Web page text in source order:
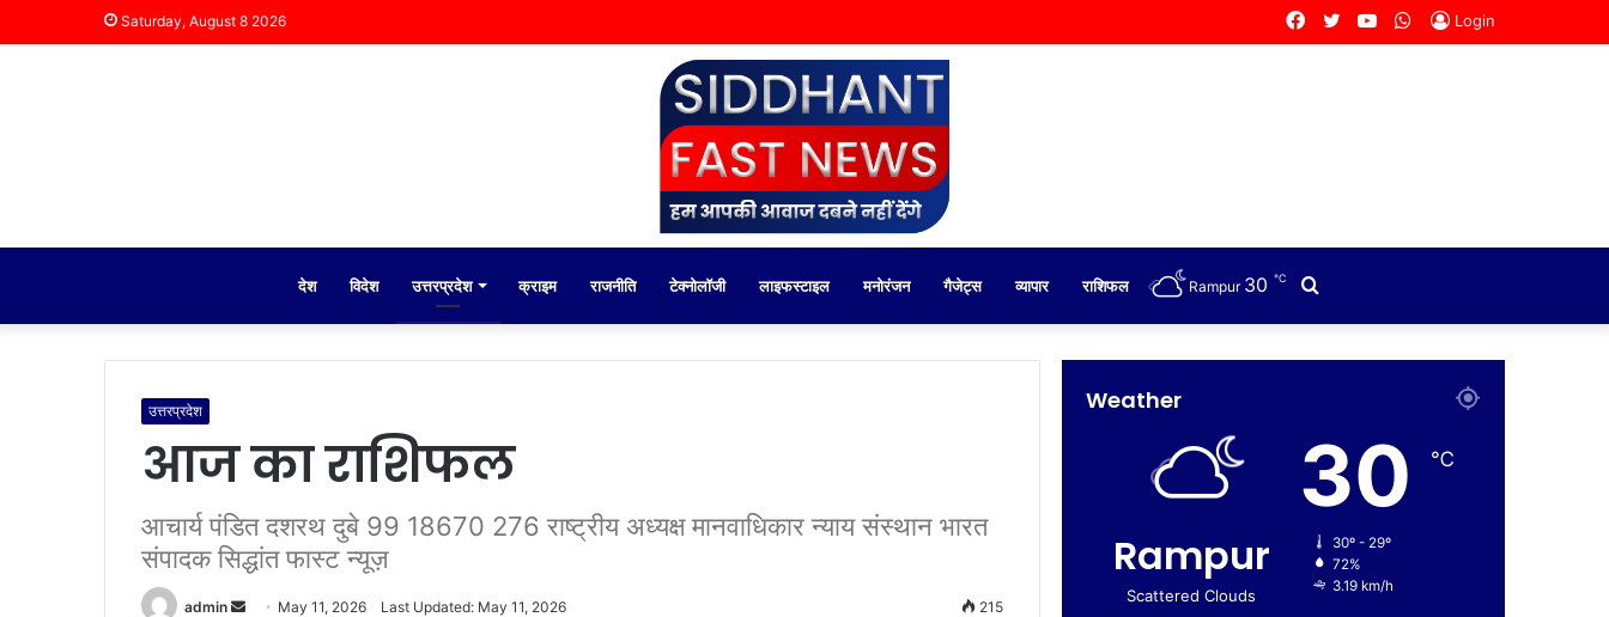
Saturday, August 8 2026 Login
WhatsApp
YouTube
Twitter
Facebook
देश विदेश उत्तरप्रदेश क्राइम राजनीति टेक्नोलॉजी लाइफस्टाइल मनोरंजन गैजेट्स व्यापार राशिफल
for
Rampur 30 ℃
उत्तरप्रदेश
आज का राशिफल
आचार्य पंडित दशरथ दुबे 99 18670 276 राष्ट्रीय अध्यक्ष मानवाधिकार न्याय संस्थान भारत
संपादक सिद्धांत फास्ट न्यूज़
admin May 11, 2026 Last Updated: May 11, 2026 215
Weather
Rampur
Scattered Clouds
30 ℃
30º - 29º
72%
3.19 km/h